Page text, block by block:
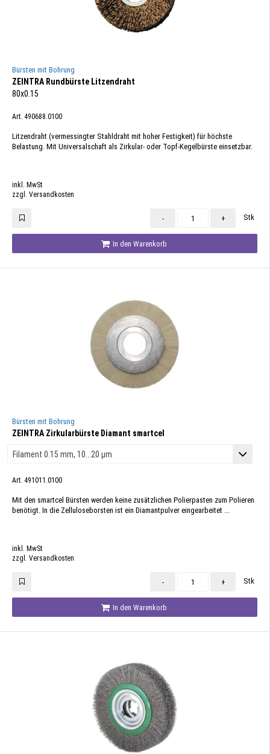
Bürsten mit Bohrung
ZEINTRA Rundbürste Litzendraht
80x0.15
Art. 490688.0100
Litzendraht (vermessingter Stahldraht mit hoher Festigkeit) für höchste
Belastung. Mit Universalschaft als Zirkular- oder Topf-Kegelbürste einsetzbar.
inkl. MwSt
zzgl. Versandkosten
- + Stk
In den Warenkorb
Bürsten mit Bohrung
ZEINTRA Zirkularbürste Diamant smartcel
Art. 491011.0100
Mit den smartcel Bürsten werden keine zusätzlichen Polierpasten zum Polieren
benötigt. In die Zelluloseborsten ist ein Diamantpulver eingearbeitet ...
inkl. MwSt
zzgl. Versandkosten
- + Stk
In den Warenkorb